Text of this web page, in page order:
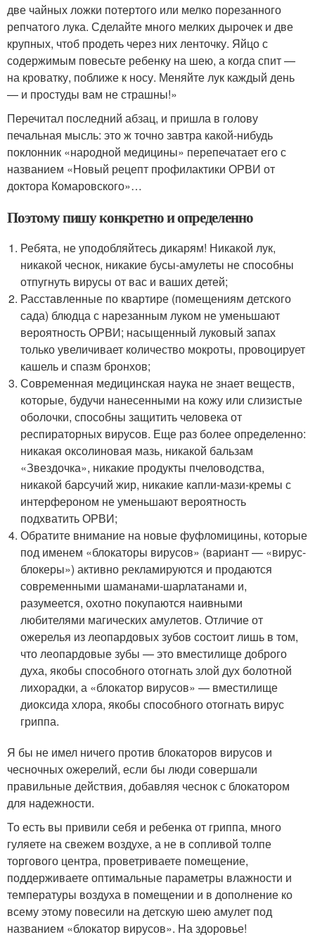
две чайных ложки потертого или мелко порезанного
репчатого лука. Сделайте много мелких дырочек и две
крупных, чтоб продеть через них ленточку. Яйцо с
содержимым повесьте ребенку на шею, а когда спит —
на кроватку, поближе к носу. Меняйте лук каждый день
— и простуды вам не страшны!»
Перечитал последний абзац, и пришла в голову
печальная мысль: это ж точно завтра какой-нибудь
поклонник «народной медицины» перепечатает его с
названием «Новый рецепт профилактики ОРВИ от
доктора Комаровского»…
Поэтому пишу конкретно и определенно
Ребята, не уподобляйтесь дикарям! Никакой лук,
никакой чеснок, никакие бусы-амулеты не способны
отпугнуть вирусы от вас и ваших детей;
Расставленные по квартире (помещениям детского
сада) блюдца с нарезанным луком не уменьшают
вероятность ОРВИ; насыщенный луковый запах
только увеличивает количество мокроты, провоцирует
кашель и спазм бронхов;
Современная медицинская наука не знает веществ,
которые, будучи нанесенными на кожу или слизистые
оболочки, способны защитить человека от
респираторных вирусов. Еще раз более определенно:
никакая оксолиновая мазь, никакой бальзам
«Звездочка», никакие продукты пчеловодства,
никакой барсучий жир, никакие капли-мази-кремы с
интерфероном не уменьшают вероятность
подхватить ОРВИ;
Обратите внимание на новые фуфломицины, которые
под именем «блокаторы вирусов» (вариант — «вирус-
блокеры») активно рекламируются и продаются
современными шаманами-шарлатанами и,
разумеется, охотно покупаются наивными
любителями магических амулетов. Отличие от
ожерелья из леопардовых зубов состоит лишь в том,
что леопардовые зубы — это вместилище доброго
духа, якобы способного отогнать злой дух болотной
лихорадки, а «блокатор вирусов» — вместилище
диоксида хлора, якобы способного отогнать вирус
гриппа.
Я бы не имел ничего против блокаторов вирусов и
чесночных ожерелий, если бы люди совершали
правильные действия, добавляя чеснок с блокатором
для надежности.
То есть вы привили себя и ребенка от гриппа, много
гуляете на свежем воздухе, а не в сопливой толпе
торгового центра, проветриваете помещение,
поддерживаете оптимальные параметры влажности и
температуры воздуха в помещении и в дополнение ко
всему этому повесили на детскую шею амулет под
названием «блокатор вирусов». На здоровье!